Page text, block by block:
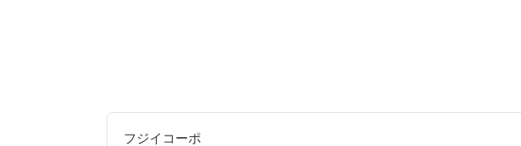
フジイコーポ